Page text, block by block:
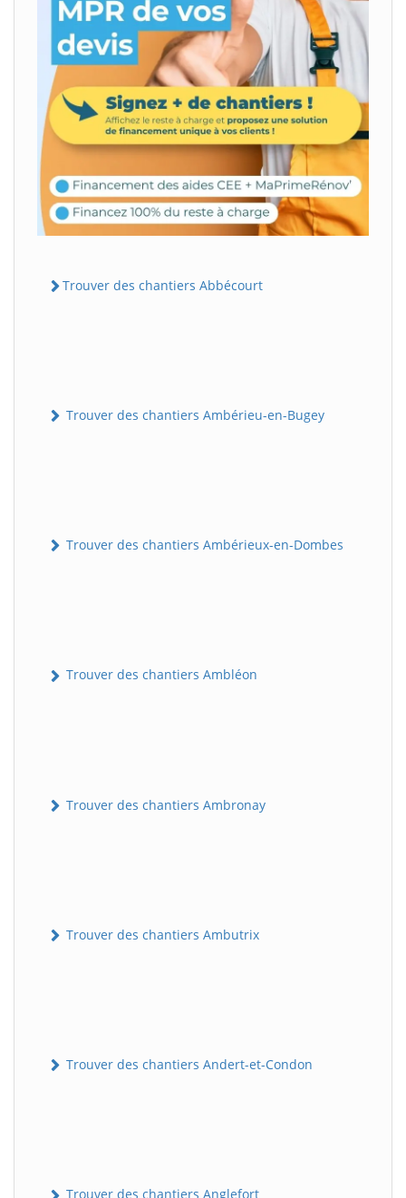
Trouver des chantiers Abbécourt
Trouver des chantiers Ambérieu-en-Bugey
Trouver des chantiers Ambérieux-en-Dombes
Trouver des chantiers Ambléon
Trouver des chantiers Ambronay
Trouver des chantiers Ambutrix
Trouver des chantiers Andert-et-Condon
Trouver des chantiers Anglefort